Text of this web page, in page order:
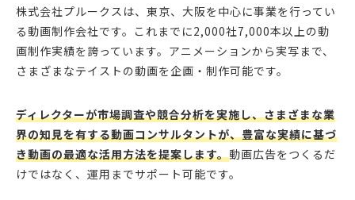
株式会社プルークスは、東京、大阪を中心に事業を行ってい
る動画制作会社です。これまでに2,000社7,000本以上の動
画制作実績を誇っています。アニメーションから実写まで、
さまざまなテイストの動画を企画・制作可能です。
ディレクターが市場調査や競合分析を実施し、さまざまな業
界の知見を有する動画コンサルタントが、豊富な実績に基づ
き動画の最適な活用方法を提案します。動画広告をつくるだ
けではなく、運用までサポート可能です。